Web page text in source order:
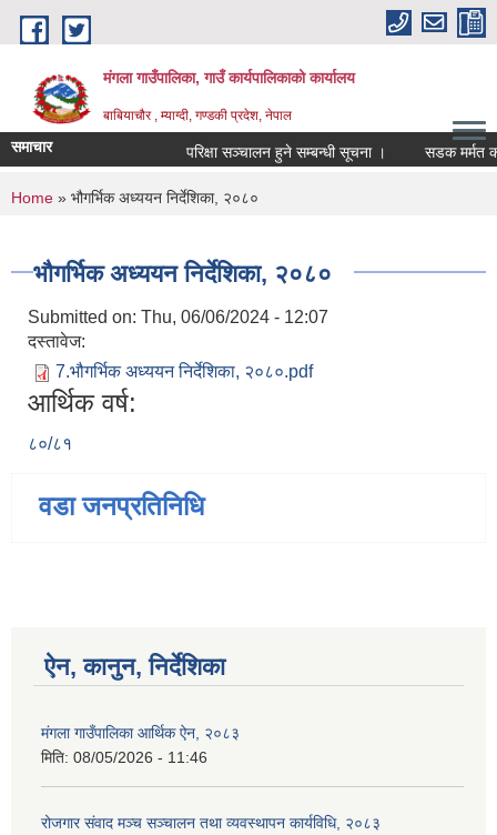
Skip to main content
मंगला गाउँपालिका, गाउँ कार्यपालिकाको कार्यालय
बाबियाचौर , म्याग्दी, गण्डकी प्रदेश, नेपाल
समाचार परिक्षा सञ्चालन हुने सम्बन्धी सूचना । सडक मर्मत
You are here
Home » भौगर्भिक अध्ययन निर्देशिका, २०८०
भौगर्भिक अध्ययन निर्देशिका, २०८०
Submitted on: Thu, 06/06/2024 - 12:07
दस्तावेज:
7.भौगर्भिक अध्ययन निर्देशिका, २०८०.pdf
आर्थिक वर्ष:
८०/८१
वडा जनप्रतिनिधि
ऐन, कानुन, निर्देशिका
मंगला गाउँपालिका आर्थिक ऐन, २०८३
मिति: 08/05/2026 - 11:46
रोजगार संवाद मञ्च सञ्चालन तथा व्यवस्थापन कार्यविधि, २०८३